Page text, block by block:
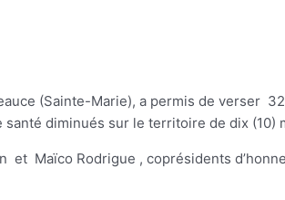
(Sainte-Marie), a permis de verser
diminués sur le territoire de dix (10)
et Maïco Rodrigue , coprésidents